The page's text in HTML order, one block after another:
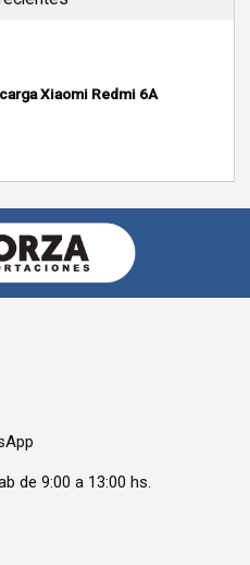
Xiaomi Redmi 6A
de 9:00 a 13:00 hs.